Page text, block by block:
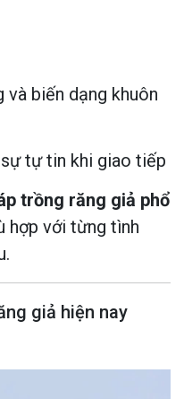
và biến dạng khuôn
tự tin khi giao tiếp
trồng răng giả phổ
hợp với từng tình
giả hiện nay